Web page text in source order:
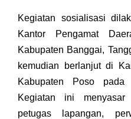
Kegiatan sosialisasi
Kantor Pengamat
Kabupaten Banggai,
kemudian berlanjut di
Kabupaten Poso
Kegiatan ini
petugas lapangan,